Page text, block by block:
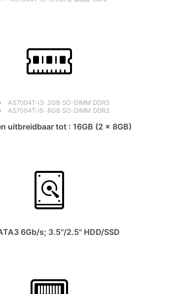
AS7004T-i3: 2GB SO-DIMM DDR3
AS7004T-i5: 8GB SO-DIMM DDR3
uitbreidbaar tot : 16GB (2 x 8GB)
6Gb/s; 3.5"/2.5" HDD/SSD